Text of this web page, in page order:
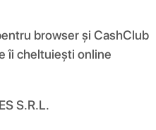
browser și CashClub
îi cheltuiești online
S.R.L.